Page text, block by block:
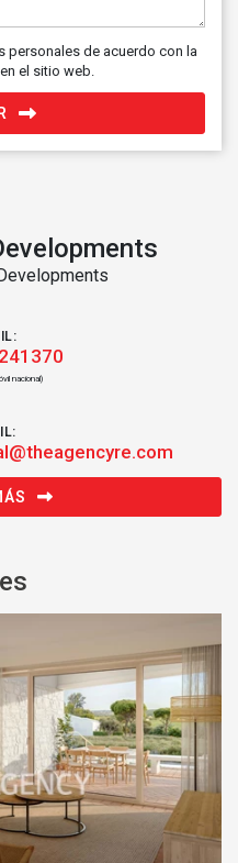
personales de acuerdo con la
el sitio web.
nacional)